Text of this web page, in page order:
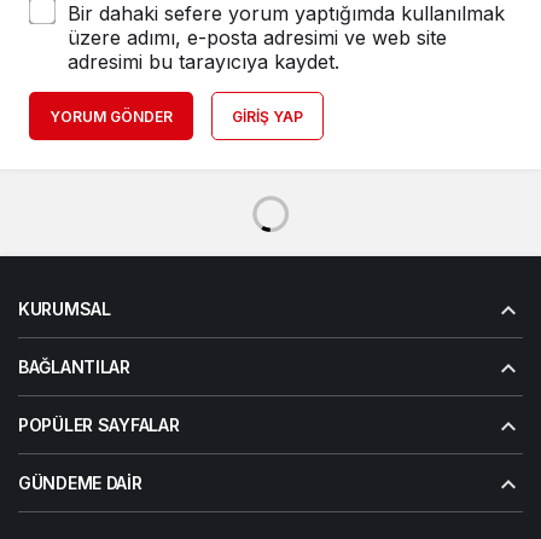
Bir dahaki sefere yorum yaptığımda kullanılmak
üzere adımı, e-posta adresimi ve web site
adresimi bu tarayıcıya kaydet.
YORUM GÖNDER GIRIŞ YAP
KURUMSAL
BAĞLANTILAR
POPÜLER SAYFALAR
GÜNDEME DAIR